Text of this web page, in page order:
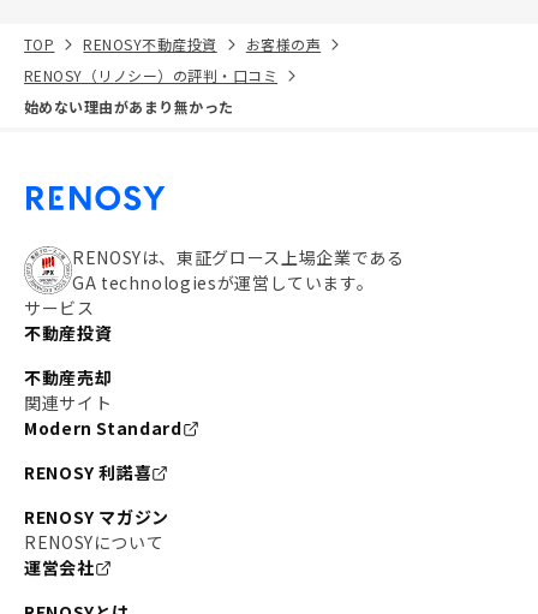
TOP RENOSY不動産投資
お客様の声
RENOSY（リノシー）の評判・口コミ
始めない理由があまり無かった
RENOSYは、東証グロース上場企業である
GA technologiesが運営しています。
サービス
不動産投資
不動産売却
関連サイト
Modern Standard
RENOSY 利諾喜
RENOSY マガジン
RENOSYについて
運営会社